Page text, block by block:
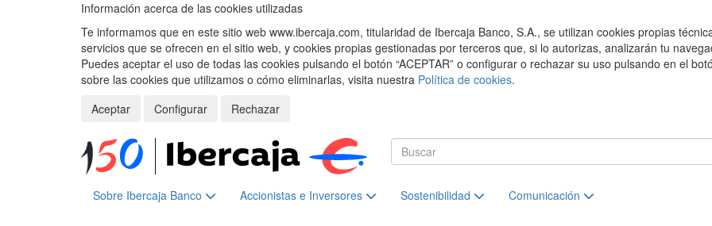
Información acerca de las cookies utilizadas
Te informamos que en este sitio web www.ibercaja.com, titularidad de Ibercaja Banco, S.A., se utilizan cookies propias
servicios que se ofrecen en el sitio web, y cookies propias gestionadas por terceros que, si lo autorizas, analizarán tu
Puedes aceptar el uso de todas las cookies pulsando el botón “ACEPTAR” o configurar o rechazar su uso pulsando en el
sobre las cookies que utilizamos o cómo eliminarlas, visita nuestra Política de cookies.
Aceptar
Configurar
Rechazar
Sobre Ibercaja Banco Accionistas e Inversores Sostenibilidad Comunicación